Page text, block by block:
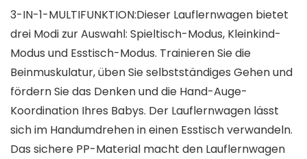
3-IN-1-MULTIFUNKTION:Dieser Lauflernwagen bietet
drei Modi zur Auswahl: Spieltisch-Modus, Kleinkind-
Modus und Esstisch-Modus. Trainieren Sie die
Beinmuskulatur, üben Sie selbstständiges Gehen und
fördern Sie das Denken und die Hand-Auge-
Koordination Ihres Babys. Der Lauflernwagen lässt
sich im Handumdrehen in einen Esstisch verwandeln.
Das sichere PP-Material macht den Lauflernwagen